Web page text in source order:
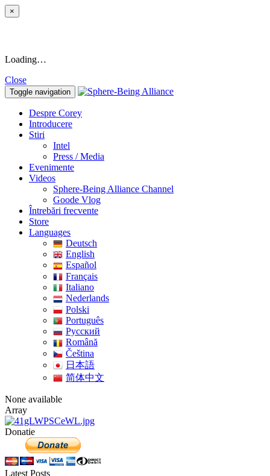
×
Loading…
Close
Toggle navigation
Despre Corey
Introducere
Stiri
Intel
Press / Media
Evenimente
Videos
Sphere-Being Alliance Channel
Goode Vlog
Întrebări frecvente
Store
Languages
Deutsch
English
Español
Français
Italiano
Nederlands
Polski
Português
Pусский
Română
Čeština
日本語
简体中文
None available
Array
Donatie
Latest Posts